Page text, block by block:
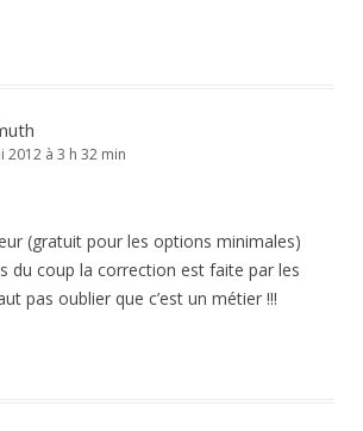
2012 à 3 h 32 min
(gratuit pour les options minimales)
du coup la correction est faite par les
pas oublier que c’est un métier !!!